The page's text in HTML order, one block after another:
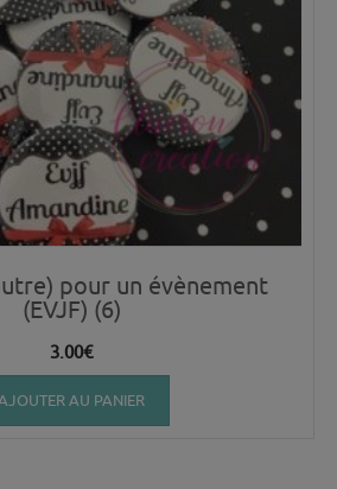
pour un évènement
(EVJF) (6)
3.00€
AU PANIER